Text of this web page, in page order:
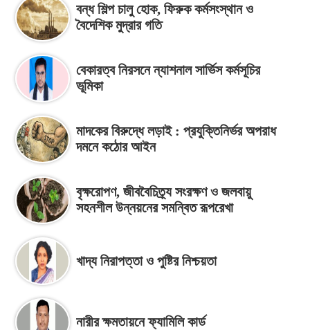
বন্ধ শিল্প চালু হোক, ফিরুক কর্মসংস্থান ও
বৈদেশিক মুদ্রার গতি
বেকারত্ব নিরসনে ন্যাশনাল সার্ভিস কর্মসূচির
ভূমিকা
মাদকের বিরুদ্ধে লড়াই : প্রযুক্তিনির্ভর অপরাধ
দমনে কঠোর আইন
বৃক্ষরোপণ, জীববৈচিত্র্য সংরক্ষণ ও জলবায়ু
সহনশীল উন্নয়নের সমন্বিত রূপরেখা
খাদ্য নিরাপত্তা ও পুষ্টির নিশ্চয়তা
নারীর ক্ষমতায়নে ফ্যামিলি কার্ড